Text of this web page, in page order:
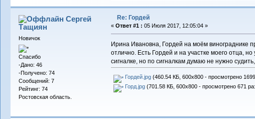
Сергей
Тащиян
Новичок
Спасибо
-Дано: 46
-Получено: 74
Сообщений: 7
Рейтинг: 74
Ростовская область.
Re: Гордей
« Ответ #1 : 05 Июля 2017, 12:05:04 »
Ирина Ивановна, Гордей на моём винограднике
отлично. Есть Гордей и на участке моего отца,
сигналке, но по сигналкам думаю не нужно
Гордей.jpg(460.54 КБ, 600x800 - просмотрено
Горд.jpg(701.58 КБ, 600x800 - просмотрено 671